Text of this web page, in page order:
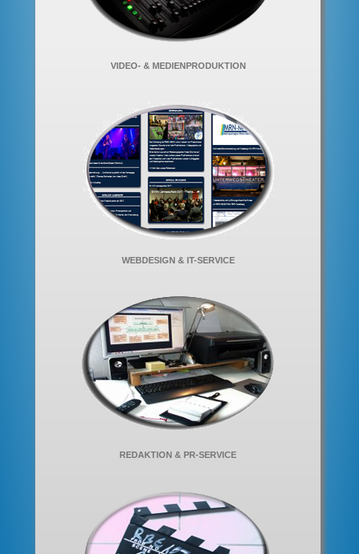
VIDEO- & MEDIENPRODUKTION
WEBDESIGN & IT-SERVICE
REDAKTION & PR-SERVICE